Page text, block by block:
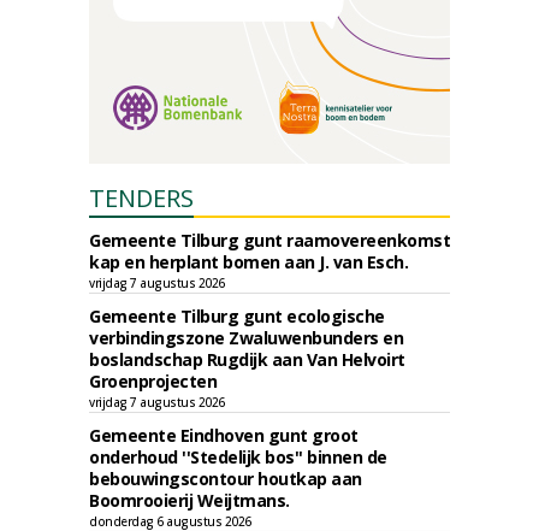
TENDERS
Gemeente Tilburg gunt raamovereenkomst
kap en herplant bomen aan J. van Esch.
vrijdag 7 augustus 2026
Gemeente Tilburg gunt ecologische
verbindingszone Zwaluwenbunders en
boslandschap Rugdijk aan Van Helvoirt
Groenprojecten
vrijdag 7 augustus 2026
Gemeente Eindhoven gunt groot
onderhoud ''Stedelijk bos'' binnen de
bebouwingscontour houtkap aan
Boomrooierij Weijtmans.
donderdag 6 augustus 2026